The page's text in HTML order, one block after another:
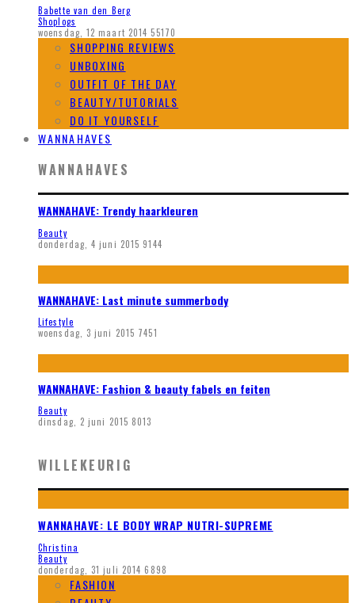
Babette van den Berg
Shoplogs
woensdag, 12 maart 2014 55170
SHOPPING REVIEWS
UNBOXING
OUTFIT OF THE DAY
BEAUTY/TUTORIALS
DO IT YOURSELF
WANNAHAVES
WANNAHAVES
WANNAHAVE: Trendy haarkleuren
Beauty
donderdag, 4 juni 2015 9144
WANNAHAVE: Last minute summerbody
Lifestyle
woensdag, 3 juni 2015 7451
WANNAHAVE: Fashion & beauty fabels en feiten
Beauty
dinsdag, 2 juni 2015 8013
WILLEKEURIG
WANNAHAVE: LE BODY WRAP NUTRI-SUPREME
Christina
Beauty
donderdag, 31 juli 2014 6898
FASHION